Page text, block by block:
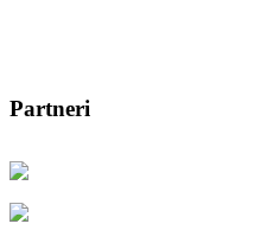
Partneri